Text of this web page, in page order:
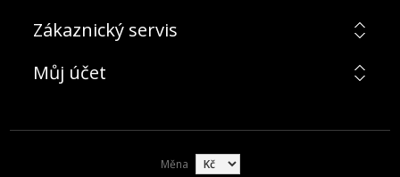
Zákaznický servis
Můj účet
Měna